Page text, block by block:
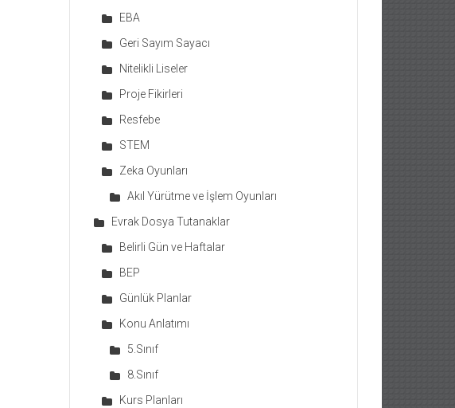
EBA
Geri Sayım Sayacı
Nitelikli Liseler
Proje Fikirleri
Resfebe
STEM
Zeka Oyunları
Akıl Yürütme ve İşlem Oyunları
Evrak Dosya Tutanaklar
Belirli Gün ve Haftalar
BEP
Günlük Planlar
Konu Anlatımı
5.Sınıf
8.Sınıf
Kurs Planları